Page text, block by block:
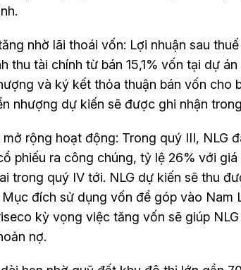
nhờ lãi thoái vốn: Lợi nhuận sau
thu tài chính từ bán 15,1% vốn tại dự án
và ký kết thỏa thuận bán vốn cho
nhượng dự kiến sẽ được ghi nhận
rộng hoạt động: Trong quý III, NLG
phiếu ra công chúng, tỷ lệ 26% với
trong quý IV tới. NLG dự kiến sẽ thu
đích sử dụng vốn để góp vào Nam
kỳ vọng việc tăng vốn sẽ giúp
nợ.